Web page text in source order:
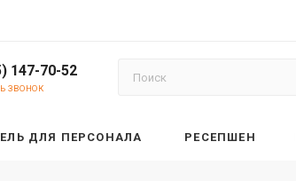
147-70-52
ЗВОНОК
ДЛЯ ПЕРСОНАЛА РЕСЕПШЕН